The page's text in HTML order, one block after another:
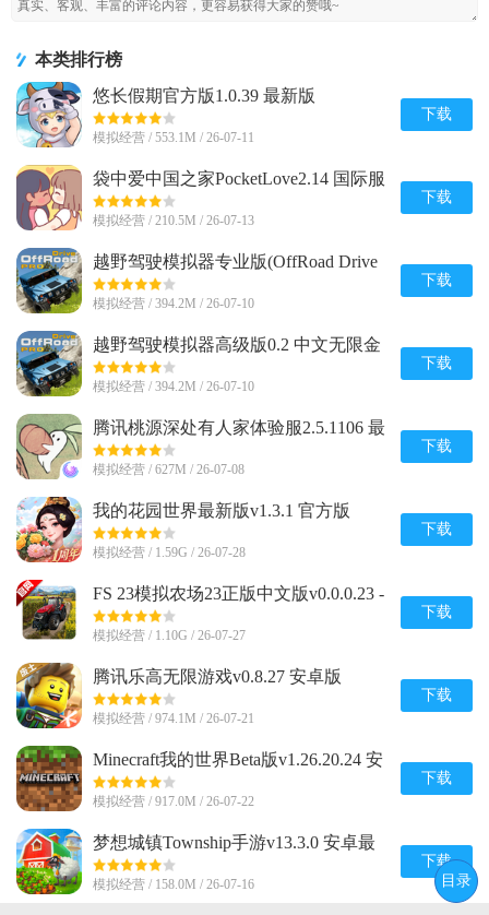
本类排行榜
悠长假期官方版1.0.39 最新版
模拟经营 / 553.1M / 26-07-11
下载
袋中爱中国之家PocketLove2.14 国际服
模拟经营 / 210.5M / 26-07-13
下载
越野驾驶模拟器专业版(OffRoad Drive
Pro)0.2 中文安卓最新版
模拟经营 / 394.2M / 26-07-10
下载
越野驾驶模拟器高级版0.2 中文无限金
币版
模拟经营 / 394.2M / 26-07-10
下载
腾讯桃源深处有人家体验服2.5.1106 最
新版
模拟经营 / 627M / 26-07-08
下载
我的花园世界最新版v1.3.1 官方版
模拟经营 / 1.59G / 26-07-28
下载
FS 23模拟农场23正版中文版v0.0.0.23 -
Google 谷歌版
模拟经营 / 1.10G / 26-07-27
下载
腾讯乐高无限游戏v0.8.27 安卓版
模拟经营 / 974.1M / 26-07-21
下载
Minecraft我的世界Beta版v1.26.20.24 安
卓手机版
模拟经营 / 917.0M / 26-07-22
下载
梦想城镇Township手游v13.3.0 安卓最
新版
模拟经营 / 158.0M / 26-07-16
下载
目录